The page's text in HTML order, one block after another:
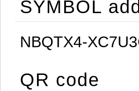
SYMBOL
NBQTX4-
QR code